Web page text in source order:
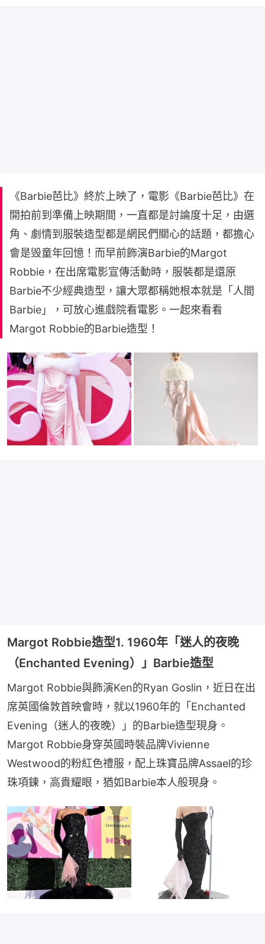
《Barbie芭比》終於上映了，電影《Barbie芭比》在
開拍前到準備上映期間，一直都是討論度十足，由選
角、劇情到服裝造型都是網民們關心的話題，都擔心
會是毁童年回憶！而早前飾演Barbie的Margot
Robbie，在出席電影宣傳活動時，服裝都是還原
Barbie不少經典造型，讓大眾都稱她根本就是「人間
Barbie」，可放心進戲院看電影。一起來看看
Margot Robbie的Barbie造型！
Margot Robbie造型1. 1960年「迷人的夜晚
（Enchanted Evening）」Barbie造型
Margot Robbie與飾演Ken的Ryan Goslin，近日在出
席英國倫敦首映會時，就以1960年的「Enchanted
Evening（迷人的夜晚）」的Barbie造型現身。
Margot Robbie身穿英國時裝品牌Vivienne
Westwood的粉紅色禮服，配上珠寶品牌Assael的珍
珠項鍊，高貴耀眼，猶如Barbie本人般現身。